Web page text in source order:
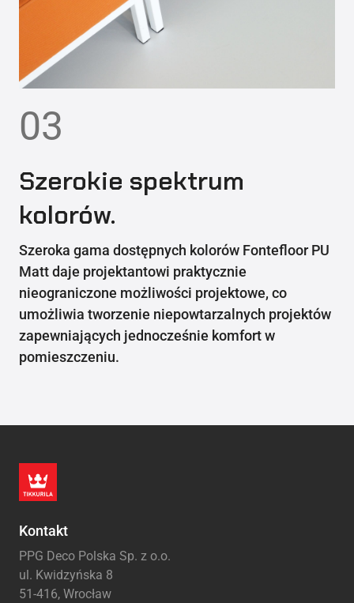
03
Szerokie spektrum
kolorów.
Szeroka gama dostępnych kolorów Fontefloor PU
Matt daje projektantowi praktycznie
nieograniczone możliwości projektowe, co
umożliwia tworzenie niepowtarzalnych projektów
zapewniających jednocześnie komfort w
pomieszczeniu.
Kontakt
PPG Deco Polska Sp. z o.o.
ul. Kwidzyńska 8
51-416, Wrocław